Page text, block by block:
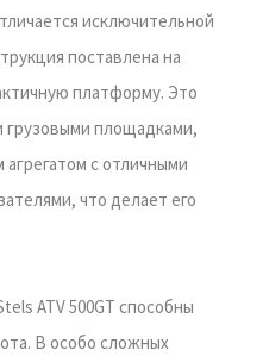
исключительной
поставлена на
платформу. Это
грузовыми площадками,
с отличными
что делает его
ATV 500GT способны
В особо сложных